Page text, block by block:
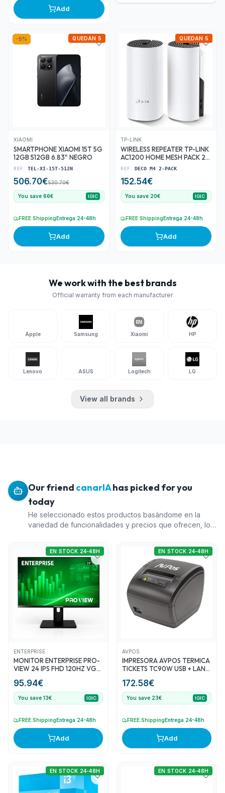
Add
-5%
XIAOMI
SMARTPHONE XIAOMI 15T 5G
12GB 512GB 6.83" NEGRO
REF: TEL-XI-15T-512N
506.70€
QUEDAN 5
530.70€
You save 66€ IGIC
FREE ShippingEntrega 24-48h
Add
TP-LINK
WIRELESS REPEATER TP-LINK
AC1200 HOME MESH PACK 2
DECO M4
REF: DECO M4 2-PACK
152.54€
QUEDAN 5
You save 20€ IGIC
FREE ShippingEntrega 24-48h
Add
We work with the best brands
Official warranty from each manufacturer
Apple Samsung Xiaomi HP
Lenovo ASUS Logitech LG
View all brands
Our friend canarIAhas picked for you
today
He seleccionado estos productos basándome en la
variedad de funcionalidades y precios que ofrecen, lo
tecnológicas. El Monitor ENTERPRISE PRO-VIEW 24 IPS
ofrece una excelente calidad de imagen y varias
opciones de conectividad a un precio competitivo. La
Impresora AVPOS TERMICA TICKETS TC90W es ideal
para negocios que necesitan una solución integral de
impresión con conectividad WiFi. El Procesador INTEL
CORE I3 12100F proporciona un buen desempeño para
tareas informáticas generales a un precio accesible.
Finalmente, la Memoria RAM 8GB KINGSTON DDR4
ENTERPRISE
MONITOR ENTERPRISE PRO-
VIEW 24 IPS FHD 120HZ VGA
ERGONOMICO MULTIMEDIA
VESA ULTRA THIN BORDER
FREE 3YR GAR
95.94€
EN STOCK 24-48H
You save 13€ IGIC
FREE Shipping Entrega 24-48h
Add
AVPOS
IMPRESORA AVPOS TERMICA
TICKETS TC90W USB + LAN
172.58€
EN STOCK 24-48H
You save 23€ IGIC
FREE Shipping Entrega 24-48h
Add
EN STOCK 24-48H EN STOCK 24-48H